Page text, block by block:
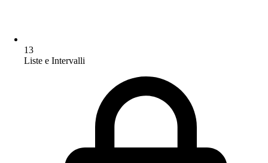
13
Liste e Intervalli